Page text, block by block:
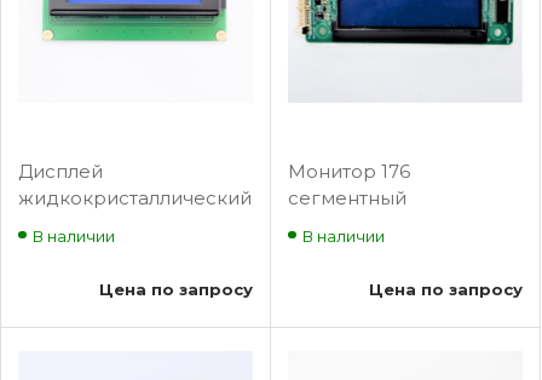
Дисплей
жидкокристаллический
В наличии
Цена по запросу
Монитор 176
сегментный
BLT-SP150
В наличии
Цена по запросу